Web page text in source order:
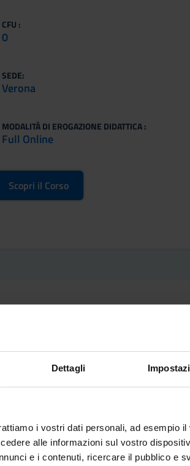
Dettagli
i vostri dati personali, ad esempio
alle informazioni sul vostro
e i contenuti, ricercare il pubblico e
CFU :
0
SEDE:
Verona
MODALITÀ DI EROGAZIONE DIDATTICA :
Full Online
Scopri il Corso